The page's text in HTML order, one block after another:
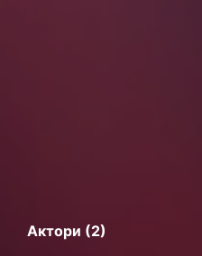
Актори (2)